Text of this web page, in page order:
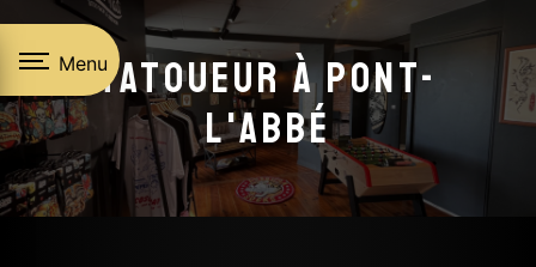
MenuTatoueur à Pont-
L'Abbé
Panneau de gestion des cookies